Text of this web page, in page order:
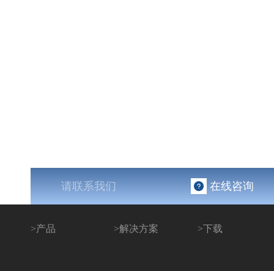
请联系我们 在线咨询
>产品 >解决方案 >下载